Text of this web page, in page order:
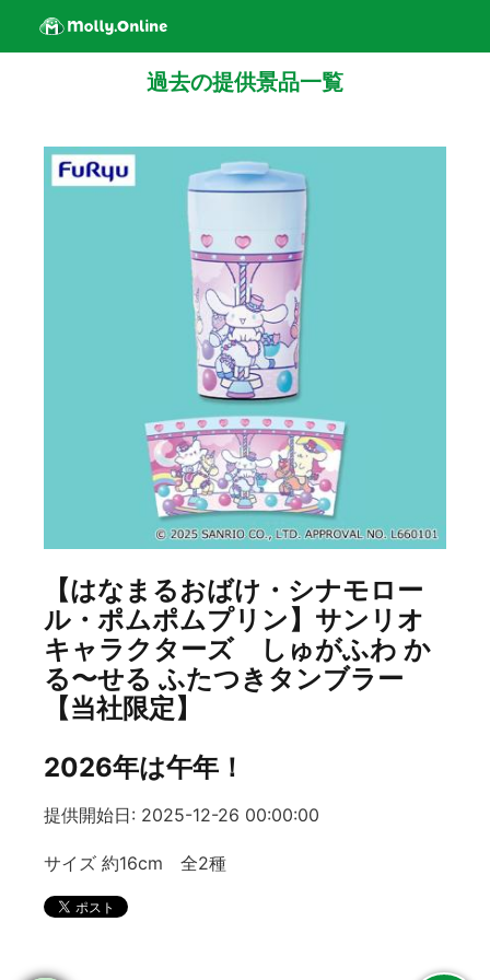
過去の提供景品一覧
【はなまるおばけ・シナモロー
ル・ポムポムプリン】サンリオ
キャラクターズ しゅがふわ か
る〜せる ふたつきタンブラー
【当社限定】
2026年は午年！
提供開始日: 2025-12-26 00:00:00
サイズ 約16cm 全2種